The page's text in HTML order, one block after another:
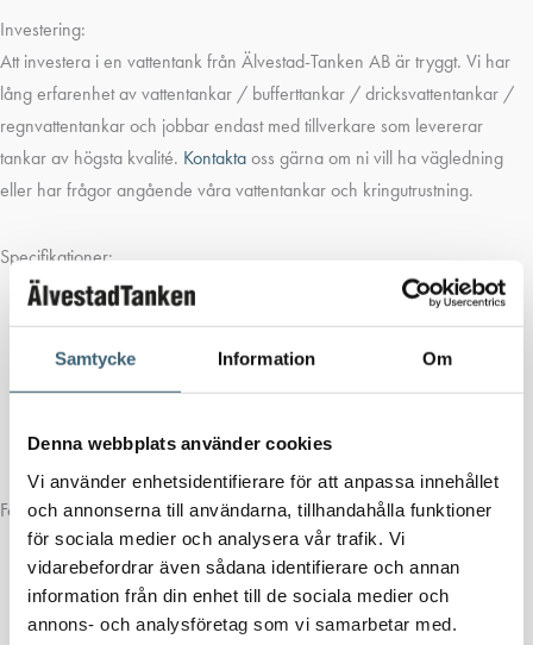
Samtycke Information Om
Denna webbplats använder cookies
Vi använder enhetsidentifierare för att anpassa innehållet
och annonserna till användarna, tillhandahålla funktioner
för sociala medier och analysera vår trafik. Vi
vidarebefordrar även sådana identifierare och annan
information från din enhet till de sociala medier och
annons- och analysföretag som vi samarbetar med.
Investering:
Att investera i en vattentank från Älvestad-Tanken AB är tryggt. Vi har
lång erfarenhet av vattentankar / bufferttankar / dricksvattentankar /
regnvattentankar och jobbar endast med tillverkare som levererar
tankar av högsta kvalité. Kontaktaoss gärna om ni vill ha vägledning
eller har frågor angående våra vattentankar och kringutrustning.
Specifikationer:
UV beständiga
Luftningar
Inspektions/ manlucka
Tillverkade i polyeten
Återvinningsbar
Fördelar:
Polyeten- ett underhållsfritt material
Låg vikt
Tankarna är 100% återvinningsbara
Konkurrenskraftiga priser- om man jämför med andra material